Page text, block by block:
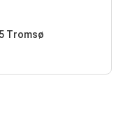
Tromsø